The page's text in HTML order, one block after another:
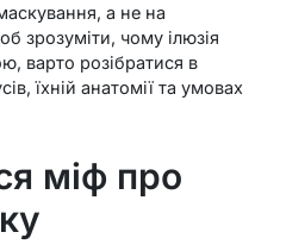
а не на
зрозуміти, чому ілюзія
варто розібратися в
їхній анатомії та умовах
міф про